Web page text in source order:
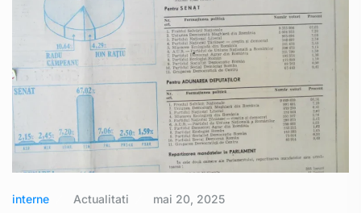
interne Actualitati mai 20, 2025